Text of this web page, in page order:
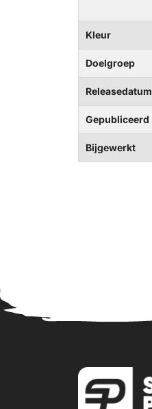
Kleur
Doelgroep
Releasedatum
Gepubliceerd
Bijgewerkt